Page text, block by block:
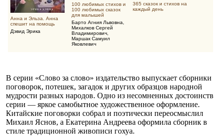
Анна и Эльза. Анна
спешит на помощь
Дэвид Эрика
100 любимых стихов и
100 любимых сказок
для малышей
Барто Агния Львовна
Михалков Сергей
Владимирович
Маршак Самуил
Яковлевич
365 сказок и стихов на
каждый день
В серии «Слово за слово» издательство выпускает сборники
поговорок, потешек, загадок и других образцов народной
мудрости разных народов. Одно из несомненных достоинств
серии — яркое самобытное художественное оформление.
Китайские поговорки собрал и поэтически переосмыслил
Михаил Яснов, а Екатерина Андреева оформила сборник в
стиле традиционной живописи гохуа.